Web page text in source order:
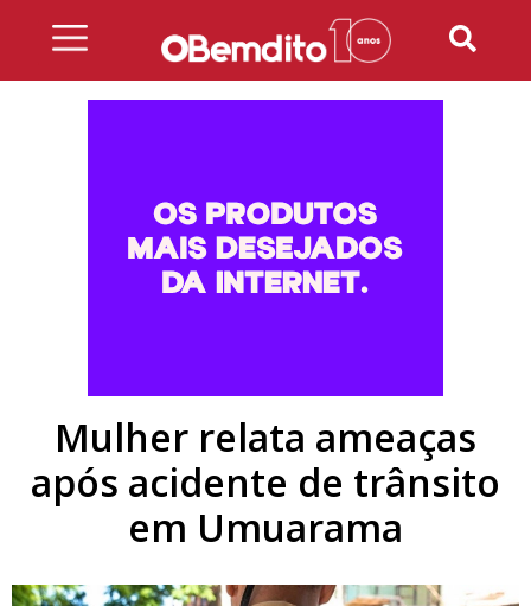
Mulher relata ameaças
após acidente de trânsito
em Umuarama